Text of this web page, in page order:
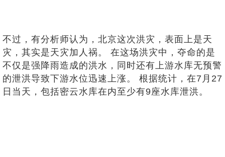
不过，有分析师认为，北京这次洪灾，表面上是天
灾，其实是天灾加人祸。 在这场洪灾中，夺命的是
不仅是强降雨造成的洪水，同时还有上游水库无预警
的泄洪导致下游水位迅速上涨。 根据统计，在7月27
日当天，包括密云水库在内至少有9座水库泄洪。